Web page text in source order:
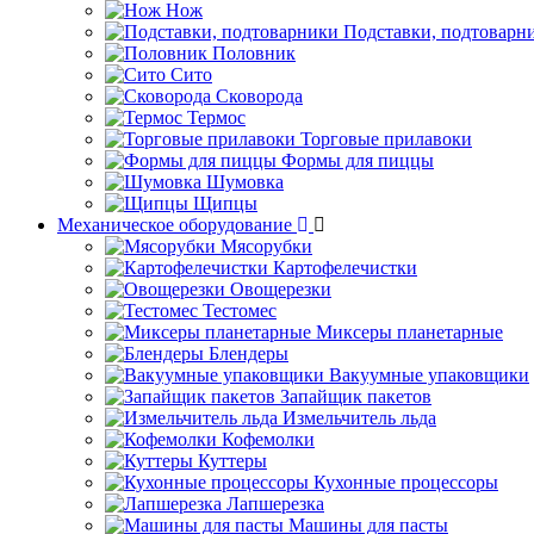
Нож
Подставки,
Половник
Сито
Сковорода
Термос
Торговые прилавоки
Формы для пиццы
Шумовка
Щипцы
Механическое оборудование
Мясорубки
Картофелечистки
Овощерезки
Тестомес
Миксеры планетарные
Блендеры
Вакуумные упаковщики
Запайщик пакетов
Измельчитель льда
Кофемолки
Куттеры
Кухонные процессоры
Лапшерезка
Машины для пасты